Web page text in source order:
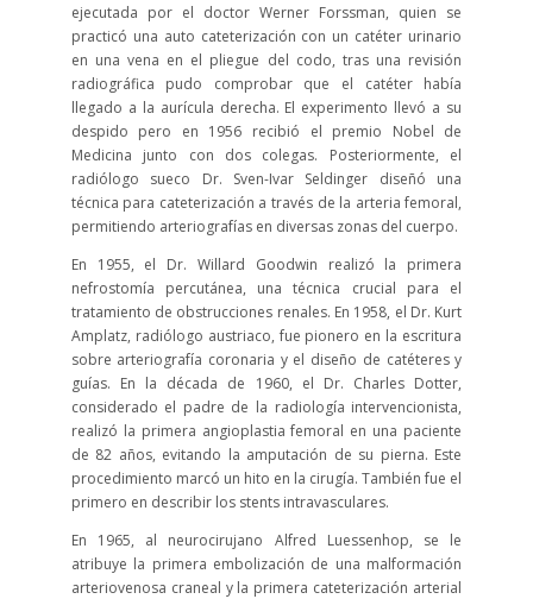
ejecutada por el doctor Werner Forssman, quien se
practicó una auto cateterización con un catéter urinario
en una vena en el pliegue del codo, tras una revisión
radiográfica pudo comprobar que el catéter había
llegado a la aurícula derecha. El experimento llevó a su
despido pero en 1956 recibió el premio Nobel de
Medicina junto con dos colegas. Posteriormente, el
radiólogo sueco Dr. Sven-Ivar Seldinger diseñó una
técnica para cateterización a través de la arteria femoral,
permitiendo arteriografías en diversas zonas del cuerpo.
En 1955, el Dr. Willard Goodwin realizó la primera
nefrostomía percutánea, una técnica crucial para el
tratamiento de obstrucciones renales. En 1958, el Dr. Kurt
Amplatz, radiólogo austriaco, fue pionero en la escritura
sobre arteriografía coronaria y el diseño de catéteres y
guías. En la década de 1960, el Dr. Charles Dotter,
considerado el padre de la radiología intervencionista,
realizó la primera angioplastia femoral en una paciente
de 82 años, evitando la amputación de su pierna. Este
procedimiento marcó un hito en la cirugía. También fue el
primero en describir los stents intravasculares.
En 1965, al neurocirujano Alfred Luessenhop, se le
atribuye la primera embolización de una malformación
arteriovenosa craneal y la primera cateterización arterial